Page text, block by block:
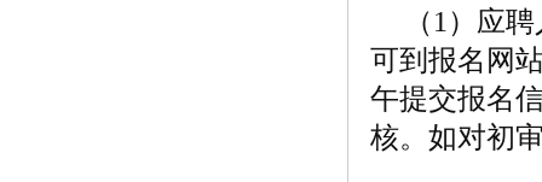
（1）应
可到报名网
午提交报名
核。如对初